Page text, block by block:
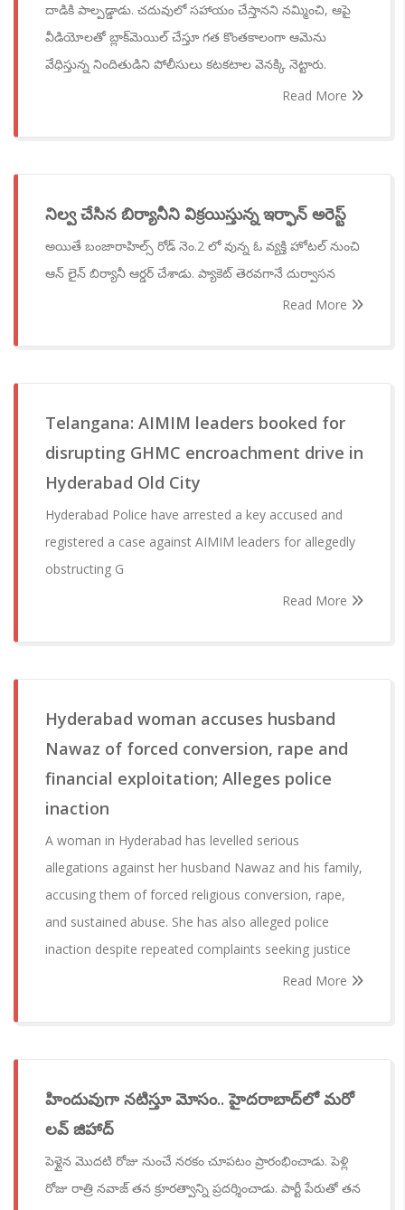
దాడికి పాల్పడ్డాడు. చదువులో సహాయం చేస్తానని నమ్మించి, ఆపై
వీడియోలతో బ్లాక్‌మెయిల్ చేస్తూ గత కొంతకాలంగా ఆమెను
వేధిస్తున్న నిందితుడిని పోలీసులు కటకటాల వెనక్కి నెట్టారు.
Read More
నిల్వ చేసిన బిర్యానీని విక్రయిస్తున్న ఇర్ఫాన్ అరెస్ట్
అయితే బంజారాహిల్స్ రోడ్ నెం.2 లో వున్న ఓ వ్యక్తి హోటల్ నుంచి
ఆన్ లైన్ బిర్యానీ ఆర్డర్ చేశాడు. ప్యాకెట్ తెరవగానే దుర్వాసన
Read More
Telangana: AIMIM leaders booked for
disrupting GHMC encroachment drive in
Hyderabad Old City
Hyderabad Police have arrested a key accused and
registered a case against AIMIM leaders for allegedly
obstructing G
Read More
Hyderabad woman accuses husband
Nawaz of forced conversion, rape and
financial exploitation; Alleges police
inaction
A woman in Hyderabad has levelled serious
allegations against her husband Nawaz and his family,
accusing them of forced religious conversion, rape,
and sustained abuse. She has also alleged police
inaction despite repeated complaints seeking justice
Read More
హిందువుగా నటిస్తూ మోసం.. హైదరాబాద్‌లో మరో
లవ్ జిహాద్
పెళ్లైన మొదటి రోజు నుంచే నరకం చూపటం ప్రారంభించాడు. పెళ్లి
రోజు రాత్రి నవాజ్ తన క్రూరత్వాన్ని ప్రదర్శించాడు. పార్టీ పేరుతో తన